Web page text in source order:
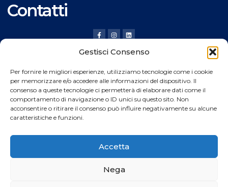
Gestisci Consenso
Per fornire le migliori esperienze, utilizziamo tecnologie come i cookie
per memorizzare e/o accedere alle informazioni del dispositivo. Il
consenso a queste tecnologie ci permetterà di elaborare dati come il
comportamento di navigazione o ID unici su questo sito. Non
acconsentire o ritirare il consenso può influire negativamente su alcune
caratteristiche e funzioni.
Accetta
Nega
Contatti
HILDING ANDERS ITALY SRL
Via Verona, 20 36020 Pove del Grappa (VI) Italy
Tel.+39 0424 8008
Fax +39 0424 800926
Catalogo Prodotti